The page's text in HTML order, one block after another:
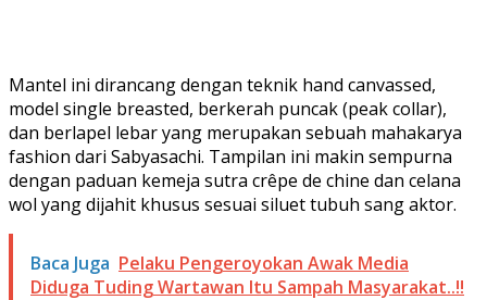
Mantel ini dirancang dengan teknik hand canvassed,
model single breasted, berkerah puncak (peak collar),
dan berlapel lebar yang merupakan sebuah mahakarya
fashion dari Sabyasachi. Tampilan ini makin sempurna
dengan paduan kemeja sutra crêpe de chine dan celana
wol yang dijahit khusus sesuai siluet tubuh sang aktor.
Baca Juga Pelaku Pengeroyokan Awak Media
Diduga Tuding Wartawan Itu Sampah Masyarakat..!!